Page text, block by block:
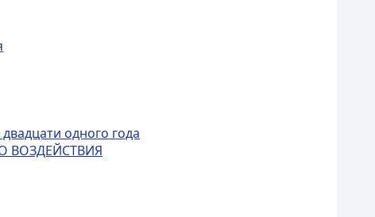
одного года
ВОЗДЕЙСТВИЯ